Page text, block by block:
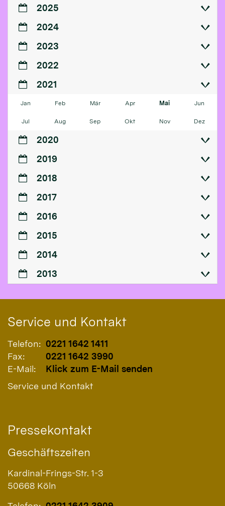
2025
2024
2023
2022
2021
Jan Feb Mär Apr Mai Jun
Jul Aug Sep Okt Nov Dez
2020
2019
2018
2017
2016
2015
2014
2013
Service und Kontakt
Telefon: 0221 1642 1411
Fax:
0221 1642 3990
E-Mail:
Klick zum E-Mail senden
Service und Kontakt
Pressekontakt
Geschäftszeiten
Kardinal-Frings-Str. 1-3
50668 Köln